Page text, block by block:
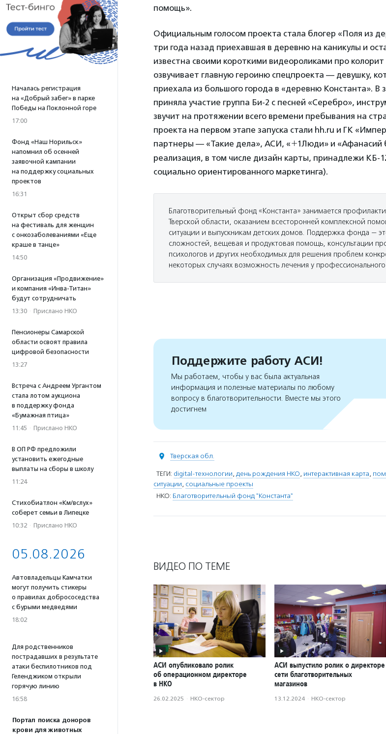
Началась регистрация
на «Добрый забег» в парке
Победы на Поклонной горе
17:00
Фонд «Наш Норильск»
напомнил об осенней
заявочной кампании
на поддержку социальных
проектов
16:31
Открыт сбор средств
на фестиваль для женщин
с онкозаболеваниями «Еще
краше в танце»
14:50
Организация «Продвижение»
и компания «Инва-Титан»
будут сотрудничать
13:30 · Прислано НКО
Пенсионеры Самарской
области освоят правила
цифровой безопасности
13:27
Встреча с Андреем Ургантом
стала лотом аукциона
в поддержку фонда
«Бумажная птица»
11:45 · Прислано НКО
В ОП РФ предложили
установить ежегодные
выплаты на сборы в школу
11:24
Стихобиатлон «Км/вслух»
соберет семьи в Липецке
10:32 · Прислано НКО
05.08.2026
Автовладельцы Камчатки
могут получить стикеры
о правилах добрососедства
с бурыми медведями
18:02
Для родственников
пострадавших в результате
атаки беспилотников под
Геленджиком открыли
горячую линию
16:58
Портал поиска доноров
крови для животных
помощь».
Официальным голосом проекта стала блогер «Поля из
три года назад приехавшая в деревню на каникулы и
известна своими короткими видеороликами про колорит
озвучивает главную героиню спецпроекта — девушку,
приехала из большого города в «деревню Константа». В
приняла участие группа Би-2 с песней «Серебро»,
звучит на протяжении всего времени пребывания на
проекта на первом этапе запуска стали hh.ru и ГК
партнеры — «Такие дела», АСИ, «+1Люди» и «Афанасий
реализация, в том числе дизайн карты, принадлежи КБ-
социально ориентированного маркетинга).
Благотворительный фонд «Константа» занимается
Тверской области, оказанием всесторонней комплексной
ситуации и выпускникам детских домов. Поддержка фонда —
сложностей, вещевая и продуктовая помощь, консультации
психологов и других необходимых для решения проблем
некоторых случаях возможность лечения у
Поддержите работу АСИ!
Мы работаем, чтобы у вас была актуальная
информация и полезные материалы по любому
вопросу в благотворительности. Вместе мы этого
достигнем
Тверская обл.
ТЕГИ: digital-технологии, день рождения НКО, интерактивная карта,
ситуации, социальные проекты
НКО: Благотворительный фонд "Константа"
ВИДЕО ПО ТЕМЕ
АСИ опубликовало ролик
об операционном директоре
в НКО
26.02.2025 · НКО-сектор
АСИ выпустило ролик о директоре
сети благотворительных
магазинов
13.12.2024 · НКО-сектор